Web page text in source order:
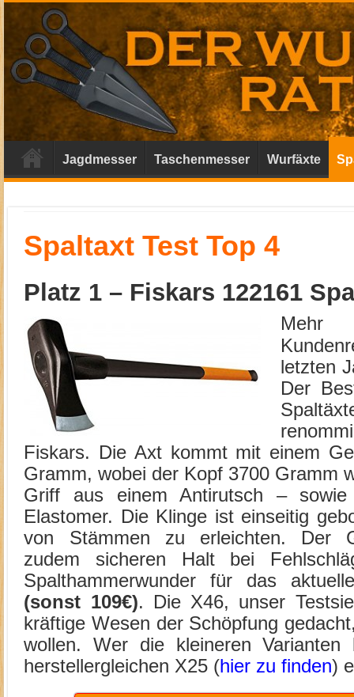
Jagdmesser Taschenmesser Wurfäxte
Spaltaxt Test Top 4
Platz 1 – Fiskars 122161
Mehr
letzten
Der
Fiskars. Die Axt kommt mit einem
Gramm, wobei der Kopf 3700 Gramm
Griff aus einem Antirutsch – sowie
Elastomer. Die Klinge ist einseitig
von Stämmen zu erleichten. Der
zudem sicheren Halt bei
Spalthammerwunder für das
(sonst 109€). Die X46, unser
kräftige Wesen der Schöpfung
wollen. Wer die kleineren
herstellergleichen X25 (hier zu finden)